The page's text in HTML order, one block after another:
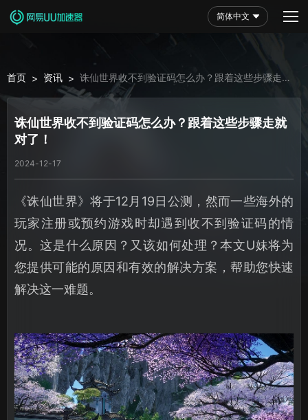
简体中文
首页 > 资讯 > 诛仙世界收不到验证码怎么办？跟着这些步骤走就
对了！
诛仙世界收不到验证码怎么办？跟着这些步骤走就
对了！
2024-12-17
《诛仙世界》将于12月19日公测，然而一些海外的
玩家注册或预约游戏时却遇到收不到验证码的情
况。这是什么原因？又该如何处理？本文U妹将为
您提供可能的原因和有效的解决方案，帮助您快速
解决这一难题。